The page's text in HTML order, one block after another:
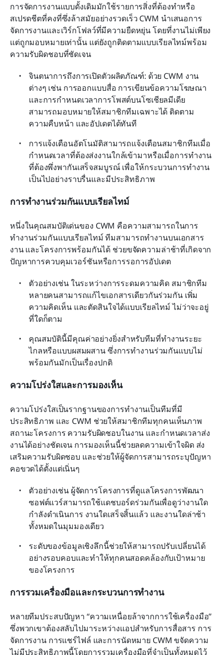
การจัดการงานแบบดั้งเดิมมักใช้รายการสิ่งที่ต้องทำหรือ
สเปรดชีตที่คงที่ซึ่งล้าสมัยอย่างรวดเร็ว CWM นำเสนอการ
จัดการงานและเวิร์กโฟลว์ที่มีความยืดหยุ่น โดยที่งานไม่เพียง
แต่ถูกมอบหมายเท่านั้น แต่ยังถูกติดตามแบบเรียลไทม์พร้อม
ความรับผิดชอบที่ชัดเจน
จินตนาการถึงการเปิดตัวผลิตภัณฑ์: ด้วย CWM งาน
ต่างๆ เช่น การออกแบบสื่อ การเขียนข้อความโฆษณา
และการกำหนดเวลาการโพสต์บนโซเชียลมีเดีย
สามารถมอบหมายให้สมาชิกทีมเฉพาะได้ ติดตาม
ความคืบหน้า และอัปเดตได้ทันที
การแจ้งเตือนอัตโนมัติสามารถแจ้งเตือนสมาชิกทีมเมื่อ
กำหนดเวลาที่ต้องส่งงานใกล้เข้ามาหรือเมื่อการทำงาน
ที่ต้องพึ่งพากันเสร็จสมบูรณ์ เพื่อให้กระบวนการทำงาน
เป็นไปอย่างราบรื่นและมีประสิทธิภาพ
การทำงานร่วมกันแบบเรียลไทม์
หนึ่งในคุณสมบัติเด่นของ CWM คือความสามารถในการ
ทำงานร่วมกันแบบเรียลไทม์ ทีมสามารถทำงานบนเอกสาร
งาน และโครงการพร้อมกันได้ ช่วยขจัดความล่าช้าที่เกิดจาก
ปัญหาการควบคุมเวอร์ชันหรือการรอการอัปเดต
ตัวอย่างเช่น ในระหว่างการระดมความคิด สมาชิกทีม
หลายคนสามารถแก้ไขเอกสารเดียวกันร่วมกัน เพิ่ม
ความคิดเห็น และตัดสินใจได้แบบเรียลไทม์ ไม่ว่าจะอยู่
ที่ใดก็ตาม
คุณสมบัตินี้มีคุณค่าอย่างยิ่งสำหรับทีมที่ทำงานระยะ
ไกลหรือแบบผสมผสาน ซึ่งการทำงานร่วมกันแบบไม่
พร้อมกันมักเป็นเรื่องปกติ
ความโปร่งใสและการมองเห็น
ความโปร่งใสเป็นรากฐานของการทำงานเป็นทีมที่มี
ประสิทธิภาพ และ CWM ช่วยให้สมาชิกทีมทุกคนเห็นภาพ
สถานะโครงการ ความรับผิดชอบในงาน และกำหนดเวลาส่ง
งานได้อย่างชัดเจน การมองเห็นนี้ช่วยลดความเข้าใจผิด ส่ง
เสริมความรับผิดชอบ และช่วยให้ผู้จัดการสามารถระบุปัญหา
คอขวดได้ตั้งแต่เนิ่นๆ
ตัวอย่างเช่น ผู้จัดการโครงการที่ดูแลโครงการพัฒนา
ซอฟต์แวร์สามารถใช้แดชบอร์ดร่วมกันเพื่อดูว่างานใด
กำลังดำเนินการ งานใดเสร็จสิ้นแล้ว และงานใดล่าช้า
ทั้งหมดในมุมมองเดียว
ระดับของข้อมูลเชิงลึกนี้ช่วยให้สามารถปรับเปลี่ยนได้
อย่างรอบคอบและทำให้ทุกคนสอดคล้องกับเป้าหมาย
ของโครงการ
การรวมเครื่องมือและกระบวนการทำงาน
หลายทีมประสบปัญหา “ความเหนื่อยล้าจากการใช้เครื่องมือ”
ซึ่งพวกเขาต้องสลับไปมาระหว่างแอปสำหรับการสื่อสาร การ
จัดการงาน การแชร์ไฟล์ และการนัดหมาย CWM ขจัดความ
ไม่มีประสิทธิภาพนี้โดยการรวมเครื่องมือที่จำเป็นทั้งหมดไว้